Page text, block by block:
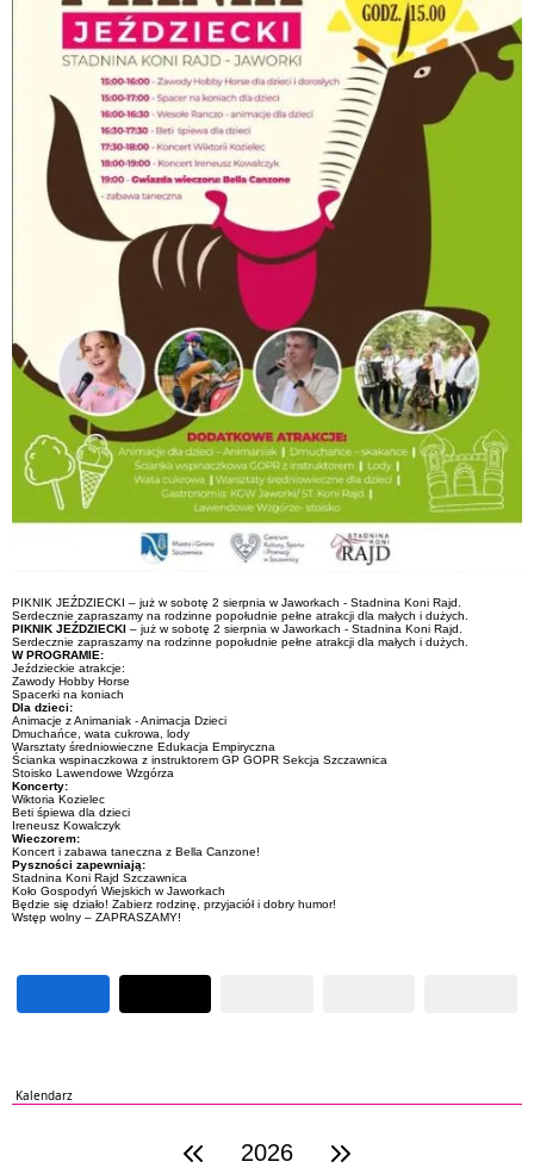
PIKNIK JEŹDZIECKI – już w sobotę 2 sierpnia w Jaworkach - Stadnina Koni Rajd.
Serdecznie zapraszamy na rodzinne popołudnie pełne atrakcji dla małych i dużych.
PIKNIK JEŹDZIECKI – już w sobotę 2 sierpnia w Jaworkach - Stadnina Koni Rajd.
Serdecznie zapraszamy na rodzinne popołudnie pełne atrakcji dla małych i dużych.
W PROGRAMIE:
Jeździeckie atrakcje:
Zawody Hobby Horse
Spacerki na koniach
Dla dzieci:
Animacje z Animaniak - Animacja Dzieci
Dmuchańce, wata cukrowa, lody
Warsztaty średniowieczne Edukacja Empiryczna
Ścianka wspinaczkowa z instruktorem GP GOPR Sekcja Szczawnica
Stoisko Lawendowe Wzgórza
Koncerty:
Wiktoria Kozielec
Beti śpiewa dla dzieci
Ireneusz Kowalczyk
Wieczorem:
Koncert i zabawa taneczna z Bella Canzone!
Pyszności zapewniają:
Stadnina Koni Rajd Szczawnica
Koło Gospodyń Wiejskich w Jaworkach
Będzie się działo! Zabierz rodzinę, przyjaciół i dobry humor!
Wstęp wolny – ZAPRASZAMY!
Kalendarz
poprzedni rok2026 następny rok